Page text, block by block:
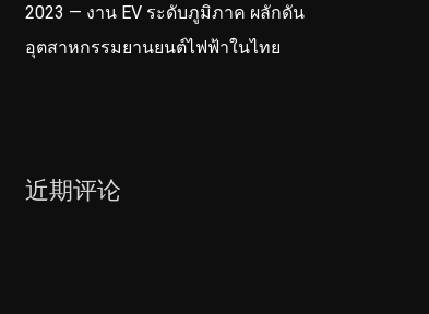
2023 — งาน EV ระดับภูมิภาค ผลักดัน
อุตสาหกรรมยานยนต์ไฟฟ้าในไทย
近期评论